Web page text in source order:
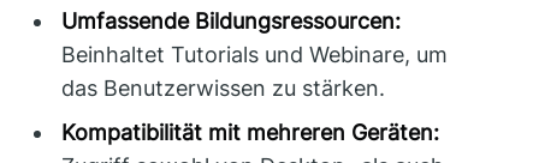
Umfassende Bildungsressourcen:
Beinhaltet Tutorials und Webinare, um
das Benutzerwissen zu stärken.
Kompatibilität mit mehreren Geräten: